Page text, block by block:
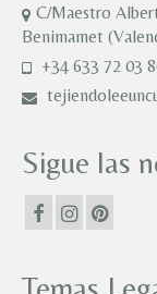
C/Maestro
Benimamet
+34 633 72 03
Sigue las
Temas